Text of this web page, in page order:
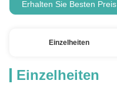
Erhalten Sie Besten Preis
Einzelheiten
Einzelheiten